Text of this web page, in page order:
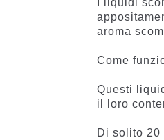
I liquidi
aroma
Come
Questi
il loro
Di solito 20